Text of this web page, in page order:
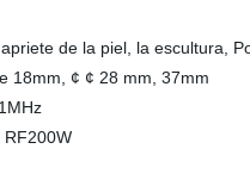
de la piel, la escultura,
18mm, ¢ ¢ 28 mm, 37mm
RF200W